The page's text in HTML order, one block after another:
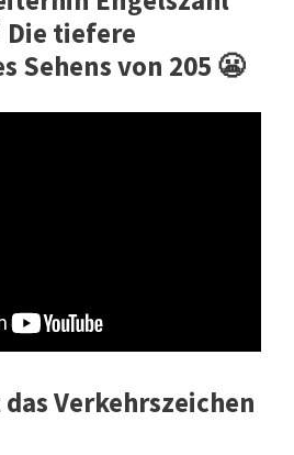
Die tiefere
Sehens von 205 😬
Verkehrszeichen